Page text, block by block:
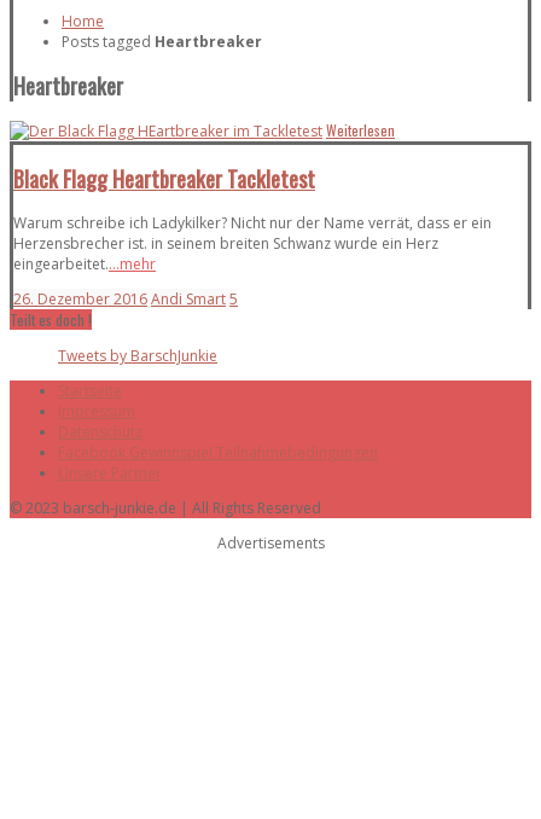
Home
Posts tagged Heartbreaker
Heartbreaker
Weiterlesen
Black Flagg Heartbreaker Tackletest
Warum schreibe ich Ladykilker? Nicht nur der Name verrät, dass er ein
Herzensbrecher ist. in seinem breiten Schwanz wurde ein Herz
eingearbeitet....mehr
26. Dezember 2016Andi Smart5
Teilt es doch !
Tweets by BarschJunkie
Startseite
Impressum
Datenschutz
Facebook Gewinnspiel Teilnahmebedingungen
Unsere Partner
© 2023 barsch-junkie.de | All Rights Reserved
Advertisements